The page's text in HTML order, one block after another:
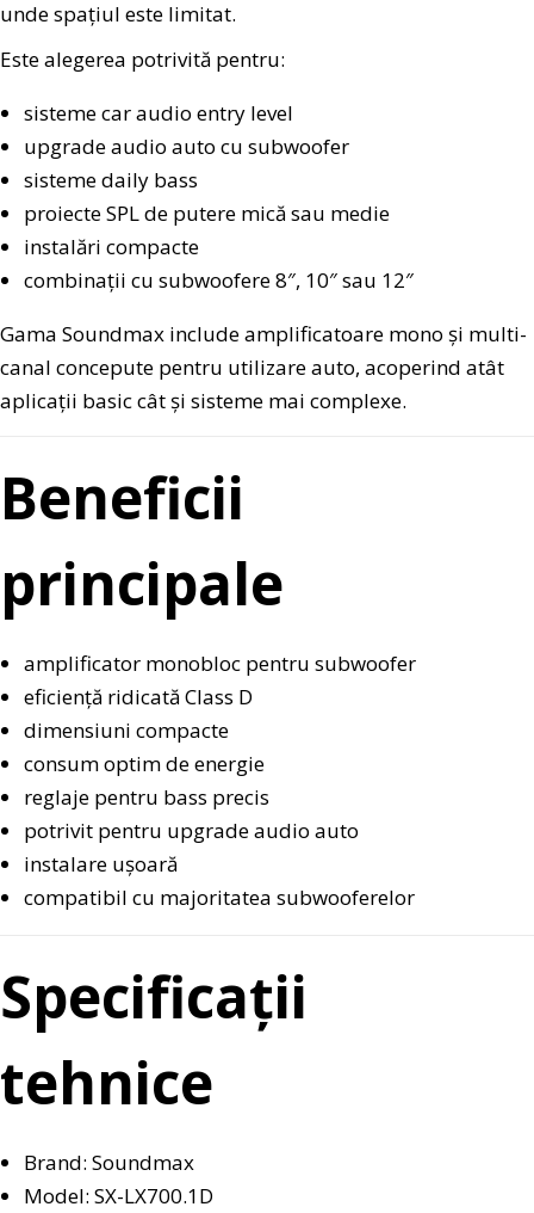
unde spațiul este limitat.
Este alegerea potrivită pentru:
sisteme car audio entry level
upgrade audio auto cu subwoofer
sisteme daily bass
proiecte SPL de putere mică sau medie
instalări compacte
combinații cu subwoofere 8″, 10″ sau 12″
Gama Soundmax include amplificatoare mono și multi-
canal concepute pentru utilizare auto, acoperind atât
aplicații basic cât și sisteme mai complexe.
Beneficii
principale
amplificator monobloc pentru subwoofer
eficiență ridicată Class D
dimensiuni compacte
consum optim de energie
reglaje pentru bass precis
potrivit pentru upgrade audio auto
instalare ușoară
compatibil cu majoritatea subwooferelor
Specificații
tehnice
Brand: Soundmax
Model: SX-LX700.1D